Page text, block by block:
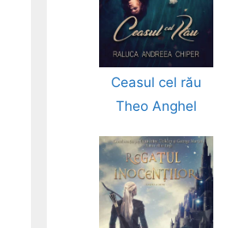
Ceasul cel rău
Theo Anghel